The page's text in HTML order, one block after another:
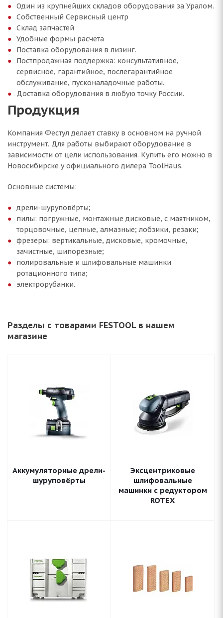
Один из крупнейших складов оборудования за Уралом.
Собственный Сервисный центр
Склад запчастей
Удобные формы расчета
Поставка оборудования в лизинг.
Постпродажная поддержка: консультативное,
сервисное, гарантийное, послегарантийное
обслуживание, пусконаладочные работы.
Доставка оборудования в любую точку России.
Продукция
Компания Фестул делает ставку в основном на ручной
инструмент. Для работы выбирают оборудование в
зависимости от цели использования. Купить его можно в
Новосибирске у официального дилера ToolHaus.
Основные системы:
дрели-шуруповёрты;
пилы: погружные, монтажные дисковые, с маятником,
торцовочные, цепные, алмазные; лобзики, резаки;
фрезеры: вертикальные, дисковые, кромочные,
зачистные, шипорезные;
полировальные и шлифовальные машинки
ротационного типа;
электрорубанки.
Разделы с товарами FESTOOL в нашем
магазине
Аккумуляторные дрели-
шуруповёрты
Эксцентриковые
шлифовальные
машинки с редуктором
ROTEX